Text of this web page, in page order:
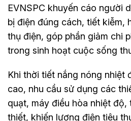
EVNSPC khuyến cáo người
bị điện đúng cách, tiết kiễm,
thụ điện, góp phần giảm chi
trong sinh hoạt cuộc sống
Khi thời tiết nắng nóng nhiệt
cao, nhu cầu sử dụng các
quạt, máy điều hòa nhiệt
thiết, khiến lượng điện tiêu